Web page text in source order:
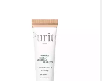
BB-Creme Purito, Wonder
Releaf Centella BB Cream
#15 Rose Ivory - 30 ml